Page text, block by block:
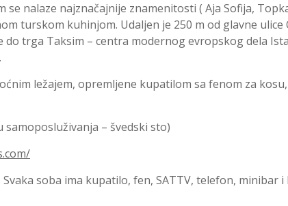
nalaze najznačajnije znamenitosti ( Aja Sofija,
turskom kuhinjom. Udaljen je 250 m od glavne
trga Taksim – centra modernog evropskog dela
ležajem, opremljene kupatilom sa fenom za
– švedski sto)
soba ima kupatilo, fen, SATTV, telefon, minibar